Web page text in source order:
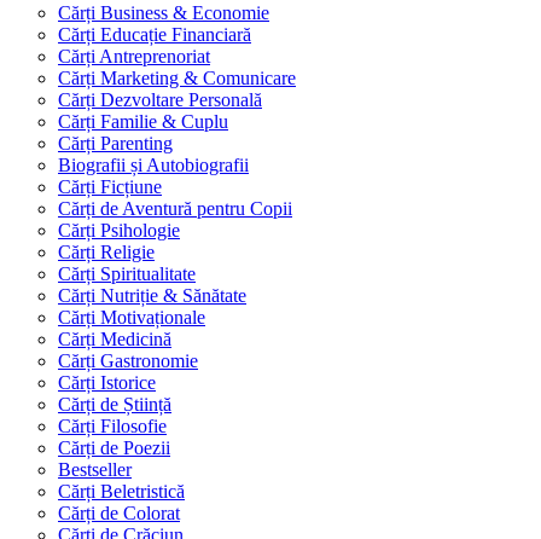
Cărți Business & Economie
Cărți Educație Financiară
Cărți Antreprenoriat
Cărți Marketing & Comunicare
Cărți Dezvoltare Personală
Cărți Familie & Cuplu
Cărți Parenting
Biografii și Autobiografii
Cărți Ficțiune
Cărți de Aventură pentru Copii
Cărți Psihologie
Cărți Religie
Cărți Spiritualitate
Cărți Nutriție & Sănătate
Cărți Motivaționale
Cărți Medicină
Cărți Gastronomie
Cărți Istorice
Cărți de Știință
Cărți Filosofie
Cărți de Poezii
Bestseller
Cărți Beletristică
Cărți de Colorat
Cărți de Crăciun